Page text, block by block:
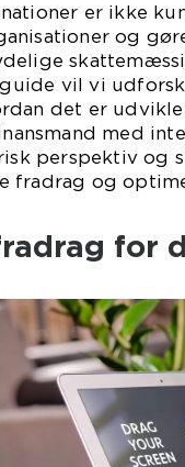
er ikke
og
vil vi
det er
med
perspektiv og
fradrag og
for